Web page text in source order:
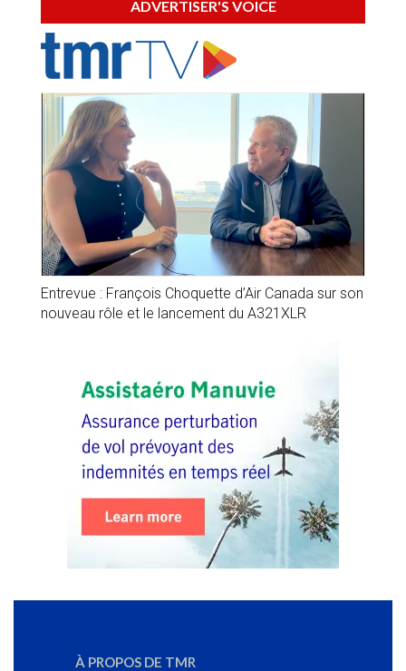
ADVERTISER'S VOICE
Entrevue : François Choquette d’Air Canada sur son
nouveau rôle et le lancement du A321XLR
À PROPOS DE TMR